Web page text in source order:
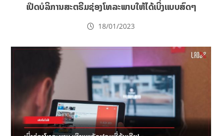
ເປີດບໍລິການສະຕຣີມຊ່ອງໂທລະພາບໃຫ້ໄດ້ເບິ່ງແບບສົດໆ
18/01/2023